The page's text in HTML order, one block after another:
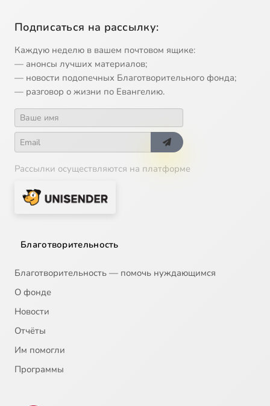
Подписаться на рассылку:
Каждую неделю в вашем почтовом ящике:
— анонсы лучших материалов;
— новости подопечных Благотворительного фонда;
— разговор о жизни по Евангелию.
Рассылки осуществляются на платформе
Благотворительность
Благотворительность — помочь нуждающимся
О фонде
Новости
Отчёты
Им помогли
Программы